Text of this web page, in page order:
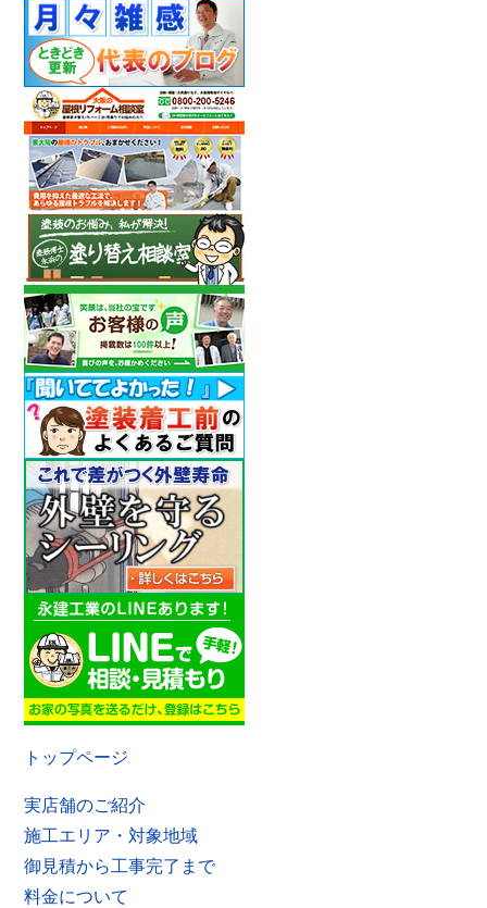
トップページ
実店舗のご紹介
施工エリア・対象地域
御見積から工事完了まで
料金について